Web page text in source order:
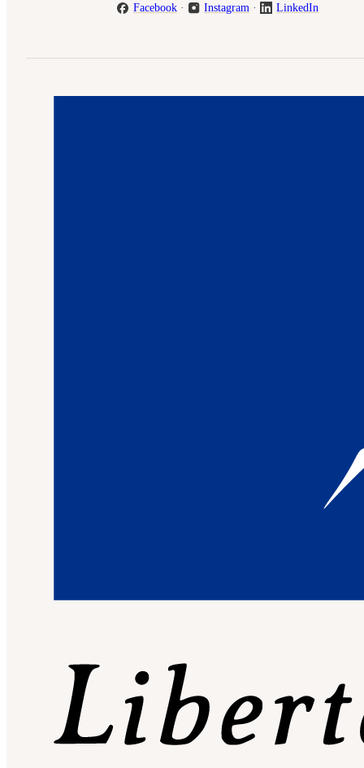
Facebook· Instagram · LinkedIn